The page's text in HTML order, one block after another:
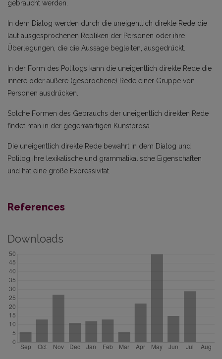
gebraucht werden.
In dem Dialog werden durch die uneigentlich direkte Rede die
laut ausgesprochenen Repliken der Personen oder ihre
Überlegungen, die die Aussage begleiten, ausgedrückt.
In der Form des Polilogs kann die uneigentlich direkte Rede die
innere oder äußere (gesprochene) Rede einer Gruppe von
Personen ausdrücken.
Solche Formen des Gebrauchs der uneigentlich direkten Rede
findet man in der gegenwärtigen Kunstprosa.
Die uneigentlich direkte Rede bewahrt in dem Dialog und
Polilog ihre lexikalische und grammatikalische Eigenschaften
und hat eine große Expressivität.
References
Downloads